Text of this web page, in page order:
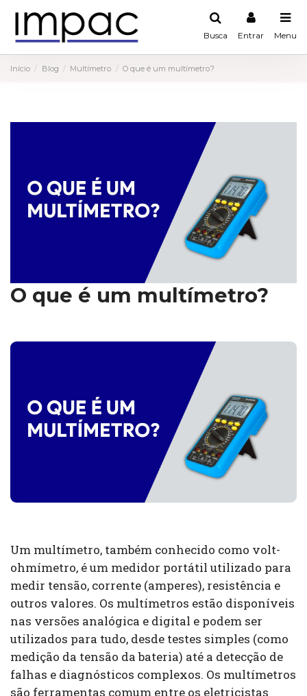
Busca Entrar Menu
Início Blog Multímetro O que é um multímetro?
O que é um multímetro?
Um multímetro, também conhecido como volt-
ohmímetro, é um medidor portátil utilizado para
medir tensão, corrente (amperes), resistência e
outros valores. Os multímetros estão disponíveis
nas versões analógica e digital e podem ser
utilizados ​​para tudo, desde testes simples (como
medição da tensão da bateria) até a detecção de
falhas e diagnósticos complexos. Os multímetros
são ferramentas comum entre os eletricistas